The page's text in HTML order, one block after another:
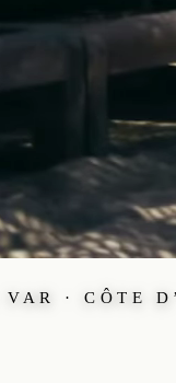
VAR · CÔTE